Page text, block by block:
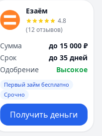
Езаём
4.8
(12отзывов)
Сумма
до 15 000 ₽
Срок
до 35 дней
Одобрение
Высокое
Первый займ бесплатно
Срочно
Получить деньги